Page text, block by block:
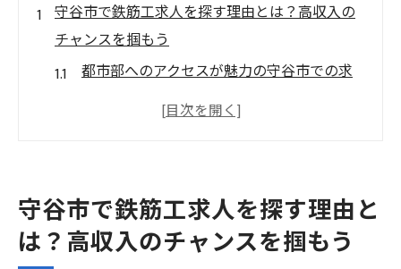
守谷市で鉄筋工求人を探す理由とは？高収入の
チャンスを掴もう
都市部へのアクセスが魅力の守谷市での求
寮付き求人で住居の心配を解消
多様なプロジェクトで技術を磨くチャンス
安定した収入を得るための鉄筋工求人情報
守谷市で鉄筋工求人を探す理由と
は？高収入のチャンスを掴もう